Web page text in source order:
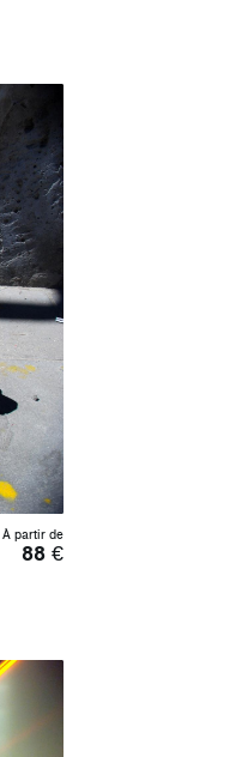
À partir de
88€